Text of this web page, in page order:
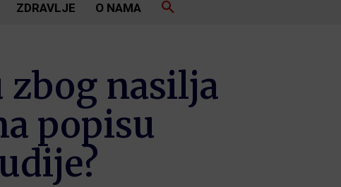
ZDRAVLJE O NAMA
nasilja
popisu